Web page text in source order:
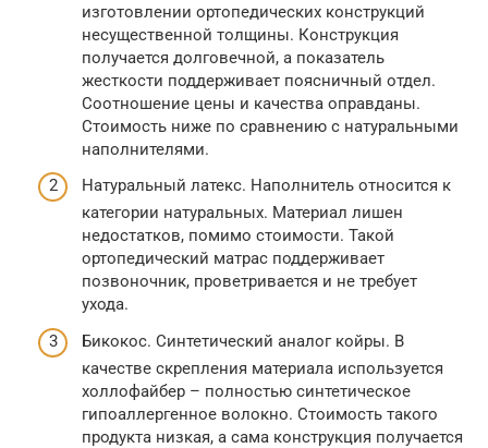
изготовлении ортопедических конструкций
несущественной толщины. Конструкция
получается долговечной, а показатель
жесткости поддерживает поясничный отдел.
Соотношение цены и качества оправданы.
Стоимость ниже по сравнению с натуральными
наполнителями.
Натуральный латекс. Наполнитель относится к
категории натуральных. Материал лишен
недостатков, помимо стоимости. Такой
ортопедический матрас поддерживает
позвоночник, проветривается и не требует
ухода.
Бикокос. Синтетический аналог койры. В
качестве скрепления материала используется
холлофайбер – полностью синтетическое
гипоаллергенное волокно. Стоимость такого
продукта низкая, а сама конструкция получается